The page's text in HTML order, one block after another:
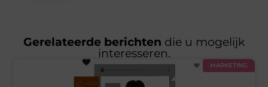
Gerelateerde berichten die u mogelijk
interesseren.
MARKETING